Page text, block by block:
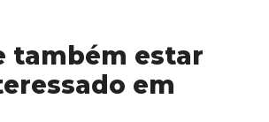
também estar
em